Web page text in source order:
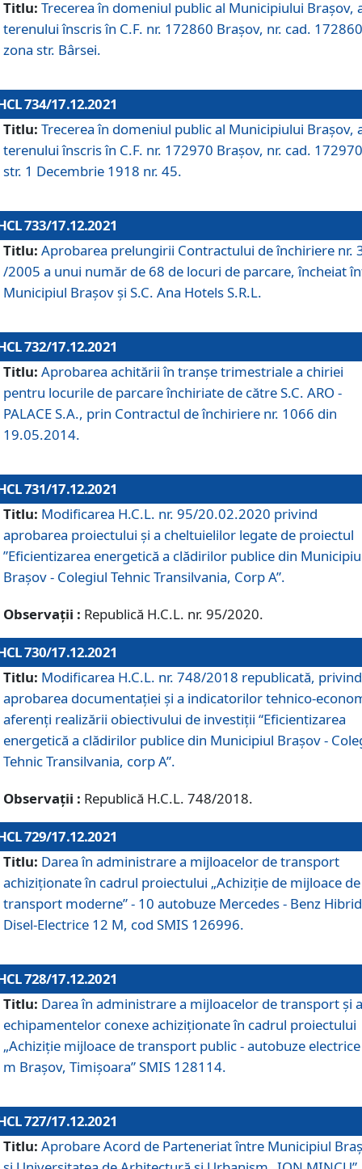
Titlu: Trecerea în domeniul public al Municipiului Braşov,
terenului înscris în C.F. nr. 172860 Brașov, nr. cad.
zona str. Bârsei.
734/17.12.2021
Titlu: Trecerea în domeniul public al Municipiului Braşov,
terenului înscris în C.F. nr. 172970 Brașov, nr. cad.
str. 1 Decembrie 1918 nr. 45.
733/17.12.2021
Titlu: Aprobarea prelungirii Contractului de închiriere nr.
/2005 a unui număr de 68 de locuri de parcare, încheiat
Municipiul Braşov şi S.C. Ana Hotels S.R.L.
732/17.12.2021
Titlu: Aprobarea achitării în tranșe trimestriale a chiriei
pentru locurile de parcare închiriate de către S.C. ARO -
PALACE S.A., prin Contractul de închiriere nr. 1066 din
19.05.2014.
731/17.12.2021
Titlu: Modificarea H.C.L. nr. 95/20.02.2020 privind
aprobarea proiectului și a cheltuielilor legate de proiectul
”Eficientizarea energetică a clădirilor publice din
Brașov - Colegiul Tehnic Transilvania, Corp A”.
Observații : Republică H.C.L. nr. 95/2020.
730/17.12.2021
Titlu: Modificarea H.C.L. nr. 748/2018 republicată, privind
aprobarea documentației și a indicatorilor tehnico-
aferenți realizării obiectivului de investiții “Eficientizarea
energetică a clădirilor publice din Municipiul Brașov -
Tehnic Transilvania, corp A”.
Observații : Republică H.C.L. 748/2018.
729/17.12.2021
Titlu: Darea în administrare a mijloacelor de transport
achiziționate în cadrul proiectului „Achiziţie de mijloace de
transport moderne” - 10 autobuze Mercedes - Benz Hibrid
Disel-Electrice 12 M, cod SMIS 126996.
728/17.12.2021
Titlu: Darea în administrare a mijloacelor de transport și a
echipamentelor conexe achiziționate în cadrul proiectului
„Achiziție mijloace de transport public - autobuze
m Brașov, Timișoara” SMIS 128114.
727/17.12.2021
Titlu: Aprobare Acord de Parteneriat între Municipiul